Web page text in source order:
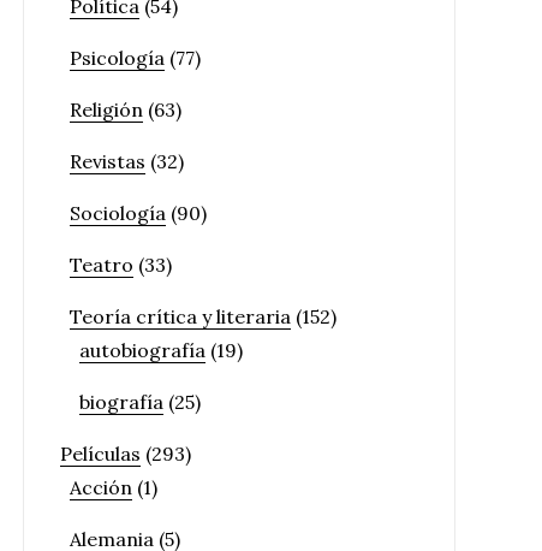
Política (54)
Psicología (77)
Religión (63)
Revistas (32)
Sociología (90)
Teatro (33)
Teoría crítica y literaria (152)
autobiografía (19)
biografía (25)
Películas (293)
Acción (1)
Alemania (5)